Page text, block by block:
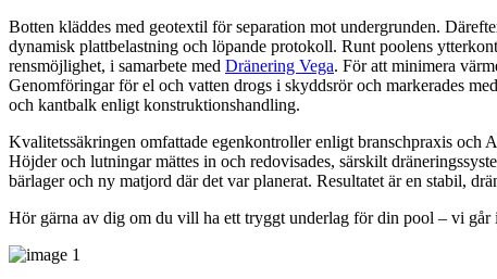
Botten kläddes med geotextil för separation mot undergrunden.
dynamisk plattbelastning och löpande protokoll. Runt poolens
rensmöjlighet, i samarbete med Dränering Vega. För att minimera
Genomföringar för el och vatten drogs i skyddsrör och markerades
och kantbalk enligt konstruktionshandling.
Kvalitetssäkringen omfattade egenkontroller enligt branschpraxis
Höjder och lutningar mättes in och redovisades, särskilt
bärlager och ny matjord där det var planerat. Resultatet är en stabil,
Hör gärna av dig om du vill ha ett tryggt underlag för din pool – vi går